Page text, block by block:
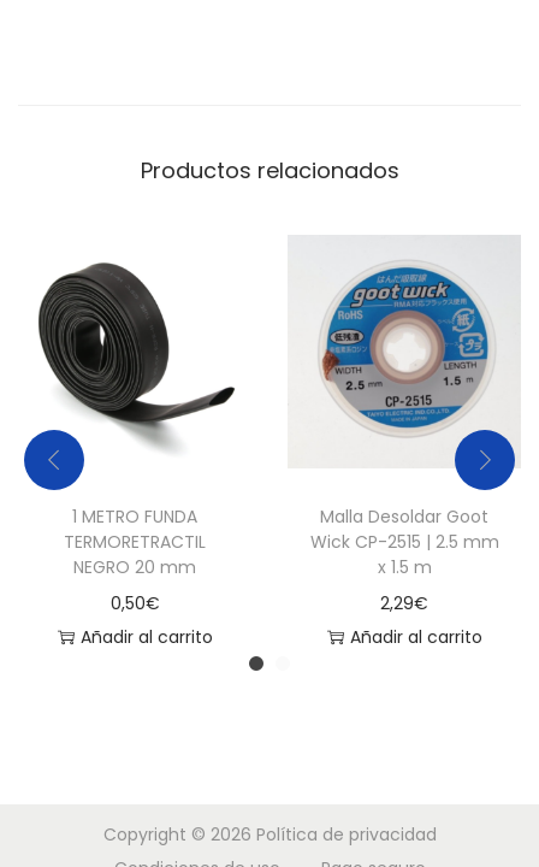
Productos relacionados
1 METRO FUNDA
TERMORETRACTIL
NEGRO 20 mm
0,50€
Añadir al carrito
Malla Desoldar Goot
Wick CP-2515 | 2.5 mm
x 1.5 m
2,29€
Añadir al carrito
Copyright © 2026 Política de privacidad